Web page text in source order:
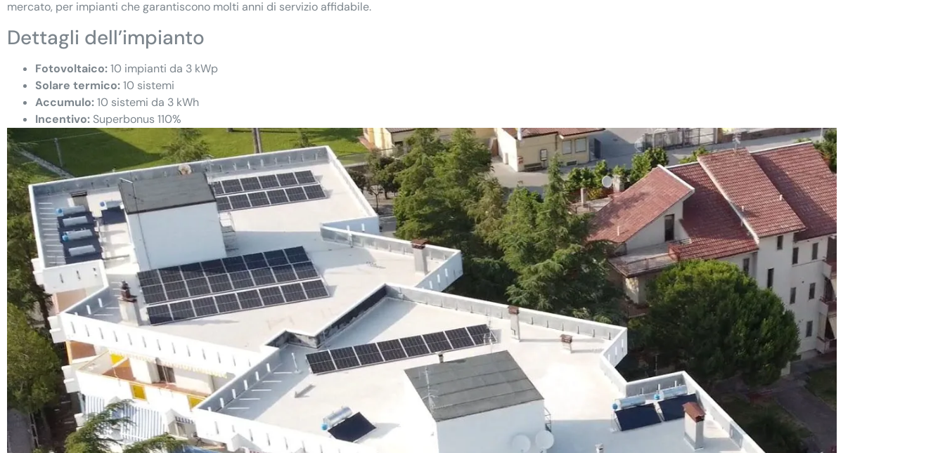
mercato, per impianti che garantiscono molti anni di servizio affidabile.
Dettagli dell’impianto
Fotovoltaico:10 impianti da 3 kWp
Solare termico:10 sistemi
Accumulo:10 sistemi da 3 kWh
Incentivo: Superbonus 110%